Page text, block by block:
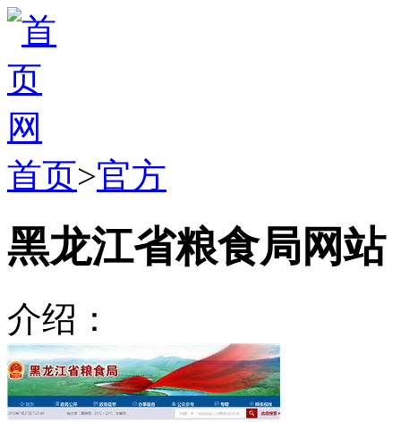
首页>官方
黑龙江省粮食局网站
介绍：